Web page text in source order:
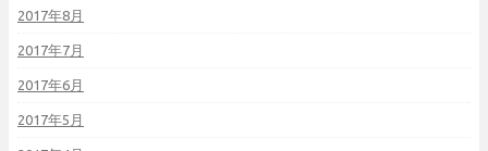
2017年8月
2017年7月
2017年6月
2017年5月